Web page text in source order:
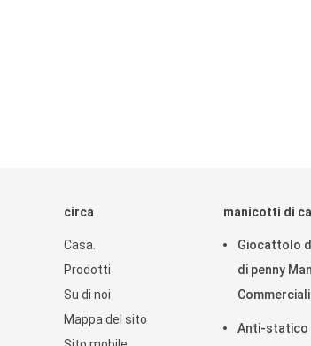
circa
Casa.
Prodotti
Su di noi
Mappa del sito
manicotti di
Giocattolo
di penny
Anti-statico